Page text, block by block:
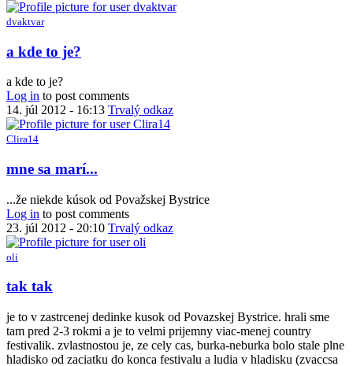
dvaktvar
a kde to je?
a kde to je?
Log in to post comments
14. júl 2012 - 16:13 Trvalý odkaz
Clira14
In
reply
a
kde
to
je?
by
dvaktvar
mne sa marí...
...že niekde kúsok od Považskej Bystrice
Log in to post comments
23. júl 2012 - 20:10 Trvalý odkaz
oli
tak tak
je to v zastrcenej dedinke kusok od Povazskej Bystrice. hrali sme
tam pred 2-3 rokmi a je to velmi prijemny viac-menej country
festivalik. zvlastnostou je, ze cely cas, burka-neburka bolo stale plne
hladisko od zaciatku do konca festivalu a ludia v hladisku (zvaccsa